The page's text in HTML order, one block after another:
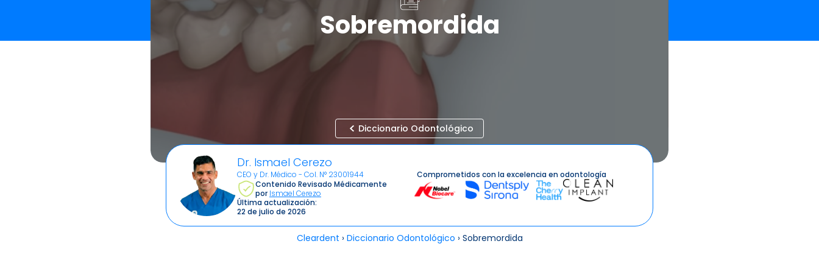
Sobremordida
Diccionario Odontológico
Dr. Ismael Cerezo
CEO y Dr. Médico - Col. N° 23001944
Contenido Revisado Médicamente
por Ismael Cerezo
Última actualización:
22 de julio de 2026
Comprometidos con la excelencia en odontología
Cleardent › Diccionario Odontológico › Sobremordida